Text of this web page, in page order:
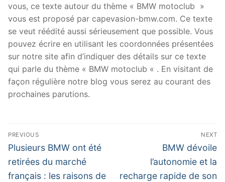
vous, ce texte autour du thème « BMW motoclub »
vous est proposé par capevasion-bmw.com. Ce texte
se veut réédité aussi sérieusement que possible. Vous
pouvez écrire en utilisant les coordonnées présentées
sur notre site afin d’indiquer des détails sur ce texte
qui parle du thème « BMW motoclub « . En visitant de
façon régulière notre blog vous serez au courant des
prochaines parutions.
Navigation
de
l’article
PREVIOUS
Previous
post:
Plusieurs BMW ont été
retirées du marché
français : les raisons de
NEXT
Next
post:
BMW dévoile
l’autonomie et la
recharge rapide de son